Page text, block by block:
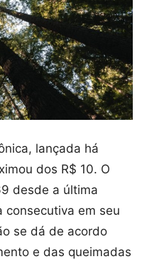
lançada há
dos R$ 10. O
desde a última
em seu
se dá de acordo
e das queimadas